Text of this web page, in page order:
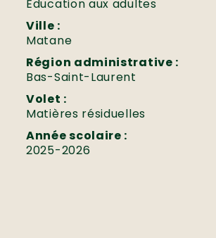
Éducation aux adultes
Ville :
Matane
Région administrative :
Bas-Saint-Laurent
Volet :
Matières résiduelles
Année scolaire :
2025-2026